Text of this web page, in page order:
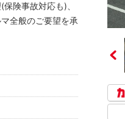
険事故対応も)、
全般のご要望を承